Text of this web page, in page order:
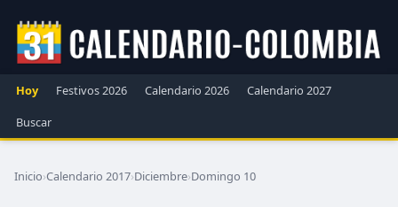
Hoy Festivos 2026 Calendario 2026
Calendario 2027
Buscar
Inicio›Calendario 2017›Diciembre›Domingo 10